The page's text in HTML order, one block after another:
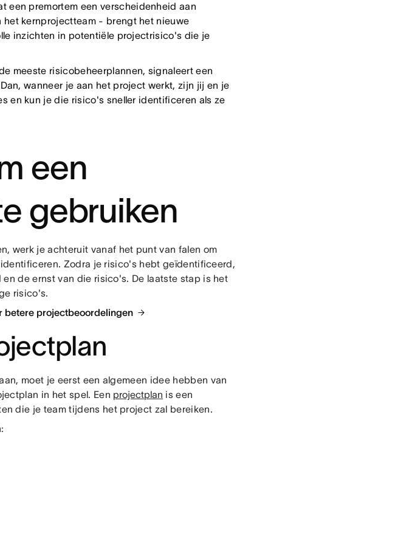
een premortem een verscheidenheid aan
kernprojectteam - brengt het nieuwe
inzichten in potentiële projectrisico's die je
meeste risicobeheerplannen, signaleert een
wanneer je aan het project werkt, zijn jij en je
en kun je die risico's sneller identificeren als ze
een
gebruiken
werk je achteruit vanaf het punt van falen om
Zodra je risico's hebt geïdentificeerd,
de ernst van die risico's. De laatste stap is het
risico's.
betere projectbeoordelingen
moet je eerst een algemeen idee hebben van
in het spel. Een projectplan is een
die je team tijdens het project zal bereiken.